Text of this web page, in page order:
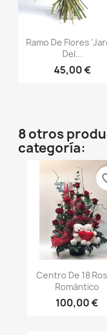
 Vista
Ramo De Flores
Del...
45,00 €
8 otros
categoría:
Vista
Centro De 18
Romántico
100,00 €